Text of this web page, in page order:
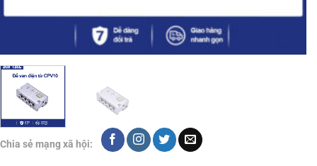
Chia sẻ mạng xã hội: